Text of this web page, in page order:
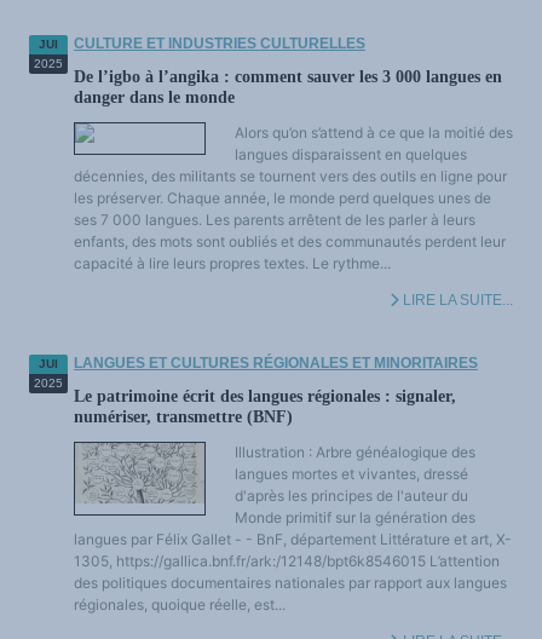
JUI
2025
CULTURE ET INDUSTRIES CULTURELLES
De l’igbo à l’angika : comment sauver les 3 000 langues en
danger dans le monde
Alors qu’on s’attend à ce que la moitié des
langues disparaissent en quelques
décennies, des militants se tournent vers des outils en ligne pour
les préserver. Chaque année, le monde perd quelques unes de
ses 7 000 langues. Les parents arrêtent de les parler à leurs
enfants, des mots sont oubliés et des communautés perdent leur
capacité à lire leurs propres textes. Le rythme...
LIRE LA SUITE...
JUI
2025
LANGUES ET CULTURES RÉGIONALES ET MINORITAIRES
Le patrimoine écrit des langues régionales : signaler,
numériser, transmettre (BNF)
Illustration : Arbre généalogique des
langues mortes et vivantes, dressé
d'après les principes de l'auteur du
Monde primitif sur la génération des
langues par Félix Gallet - - BnF, département Littérature et art, X-
1305, https://gallica.bnf.fr/ark:/12148/bpt6k8546015 L’attention
des politiques documentaires nationales par rapport aux langues
régionales, quoique réelle, est...